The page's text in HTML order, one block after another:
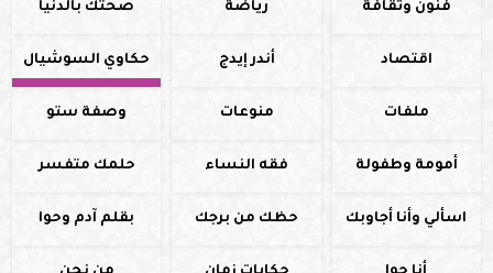
فنون وثقافة رياضة صحتك بالدنيا
اقتصاد أندر إيدج حكاوي السوشيال
ملفات منوعات وصفة ستو
أمومة وطفولة فقه النساء حلمك متفسر
اسألي وأنا أجاوبك حظك من برجك بقلم آدم وحوا